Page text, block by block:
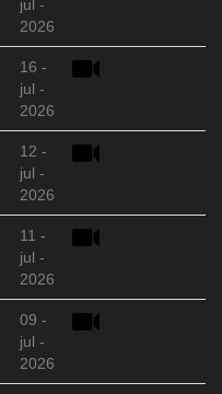
jul -
2026
16 -
jul -
2026
12 -
jul -
2026
11 -
jul -
2026
09 -
jul -
2026